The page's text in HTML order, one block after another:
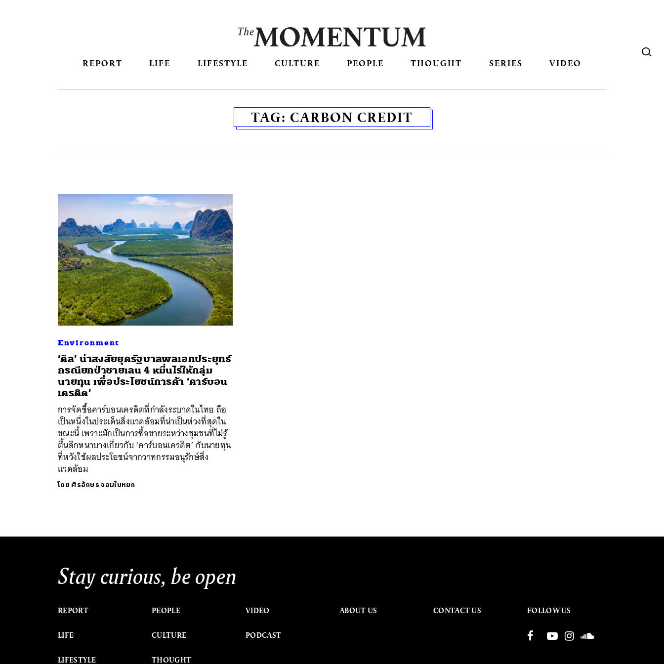
REPORT LIFE LIFESTYLE CULTURE PEOPLE THOUGHT SERIES VIDEO
TAG: CARBON CREDIT
Environment
‘ดีล’ น่าสงสัยยุครัฐบาลพลเอกประยุทธ์
กรณียกป่าชายเลน 4 หมื่นไร่ให้กลุ่ม
นายทุน เพื่อประโยชน์การค้า ‘คาร์บอน
เครดิต’
การจัดซื้อคาร์บอนเครดิตที่กำลังระบาดในไทย ถือ
เป็นหนึ่งในประเด็นสิ่งแวดล้อมที่น่าเป็นห่วงที่สุดใน
ขณะนี้ เพราะมักเป็นการซื้อขายระหว่างชุมชนที่ไม่รู้
ตื้นลึกหนาบางเกี่ยวกับ ‘คาร์บอนเครดิต’ กับนายทุน
ที่หวังใช้ผลประโยชน์จากวาทกรรมอนุรักษ์สิ่ง
แวดล้อม
โดย ศิรอักษร จอมใบหยก
Stay curious, be open
REPORT
LIFE
LIFESTYLE
PEOPLE
CULTURE
THOUGHT
VIDEO
PODCAST
ABOUT US CONTACT US FOLLOW US